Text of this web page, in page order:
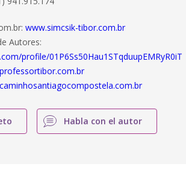
www.simcsik-tibor.com.br
Autores:
profile/01P6Ss50Hau1STqduupEMRyR0iT
Habla con el autor